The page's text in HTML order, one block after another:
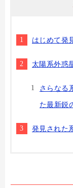
はじめて発
太陽系外惑
さらなる
た最新鋭
発見された